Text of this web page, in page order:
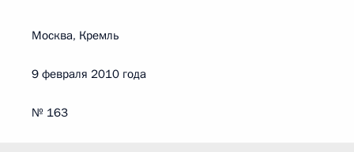
Москва, Кремль
9 февраля 2010 года
№ 163